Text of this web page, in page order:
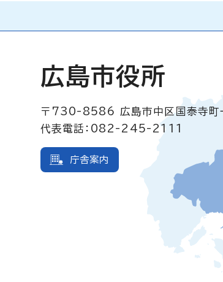
広島市役所
〒730-8586
広島市中区国泰寺
代表電話：082-245-2111
庁舎案内